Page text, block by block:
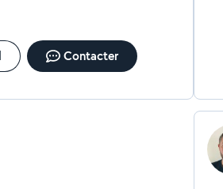
Contacter